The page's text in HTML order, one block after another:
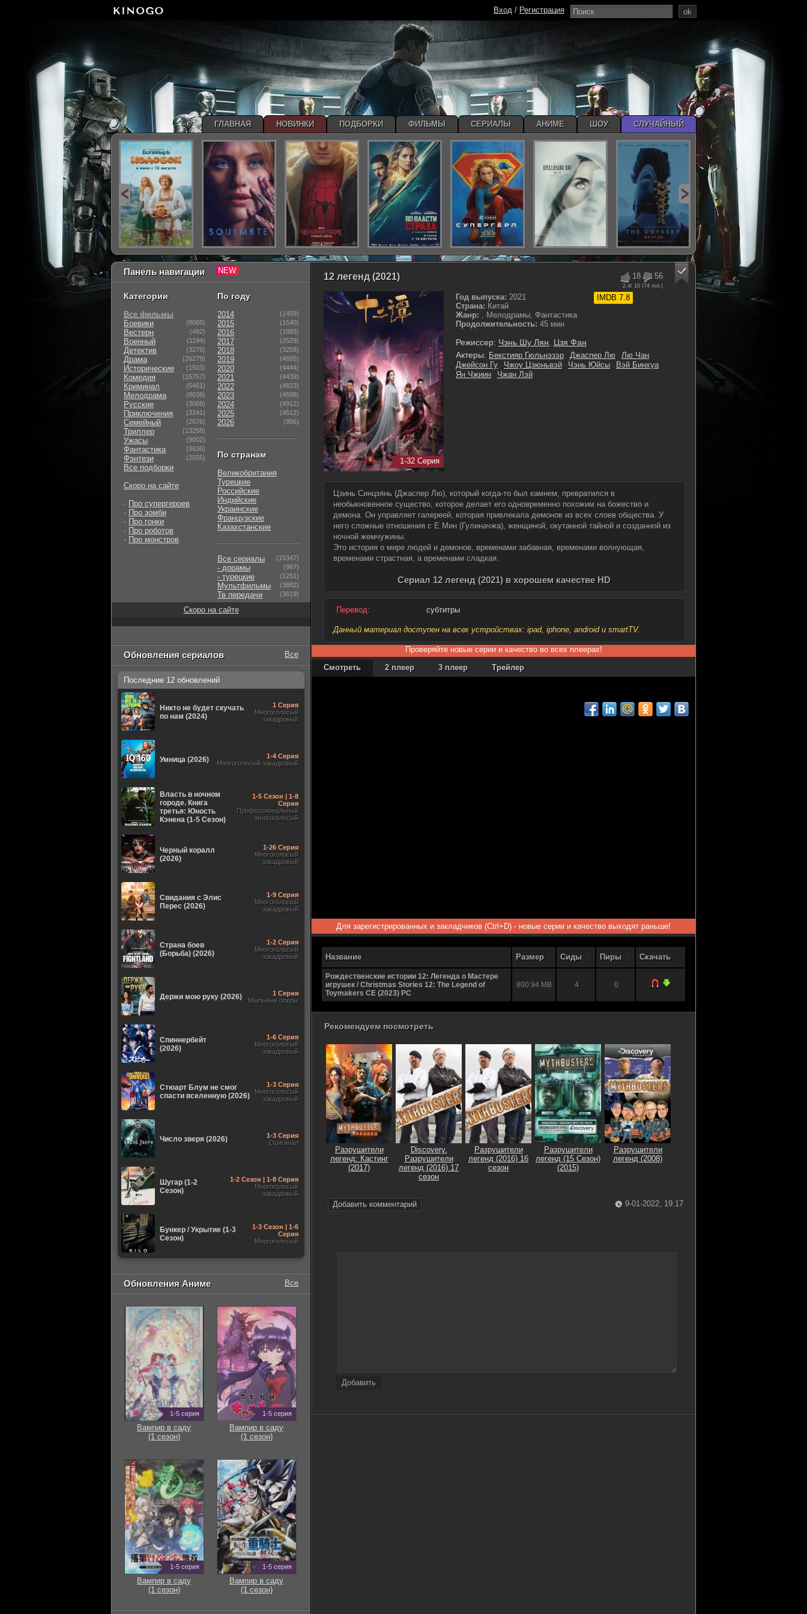
18 56
2.4/ 10 (74 гол.)
IMDB 7.8
12 легенд (2021)
1-32 Серия
Год выпуска: 2021
Страна: Китай
Жанр: , Мелодрамы, Фантастика
Продолжительность: 45 мин
Режиссер: Чэнь Шу Лян
Цзя Фан
Актеры: Бекстияр Гюльнэзэр Джаспер Лю
Лю Чан
Джейсон Гу
Чжоу Цзюньвэй Чэнь Юйсы
Вэй Бинхуа
Ян Чжиин
Чжан Лэй
Цзинь Синцзянь (Джаспер Лю), который когда-то был камнем, превратился в
необыкновенное существо, которое делает его одновременно похожим на божество и
демона. Он управляет галереей, которая привлекала демонов из всех слоев общества. У
него сложные отношения с Е Мин (Гулиначжа), женщиной, окутанной тайной и созданной из
ночной жемчужины.
Это история о мире людей и демонов, временами забавная, временами волнующая,
временами страстная, а временами сладкая.
Сериал 12 легенд (2021) в хорошем качестве HD
Перевод: субтитры
Данный материал доступен на всех устройствах: ipad, iphone, android и smartTV.
Проверяйте новые серии и качество во всех плеерах!
Смотреть
2 плеер 3 плеер Трейлер
Для зарегистрированных и закладчиков (Ctrl+D) - новые серии и качество выходят раньше!
Название Размер Сиды Пиры Скачать
Рождественские истории 12: Легенда о Мастере
игрушек / Christmas Stories 12: The Legend of
Toymakers CE (2023) PC
800.94 MB 4 0
Рекомендуем посмотреть
Разрушители
легенд: Кастинг
(2017)
Discovery.
Разрушители
легенд (2016) 17
сезон
Разрушители
легенд (2016) 16
сезон
Разрушители
легенд (15 Сезон)
(2015)
Разрушители
легенд (2008)
Добавить комментарий 9-01-2022, 19:17
Добавить
Панель навигации
Категории
Все фильмы
Боевики
(8085)
Вестерн (492)
Военный (1194)
Детектив (3276)
Драма (26279)
Исторические (1503)
Комедия (15757)
Криминал (5461)
Мелодрама (8036)
Русские (3066)
Приключения (3241)
Семейный (2576)
Триллер (13258)
Ужасы (9002)
Фантастика (3636)
Фэнтези (2555)
Все подборки
Скоро на сайте
- Про супергероев
- Про зомби
- Про гонки
- Про роботов
- Про монстров
По году
2014 (1459)
2015 (1540)
2016 (1883)
2017 (2529)
2018 (3258)
2019 (4695)
2020 (4444)
2021 (4439)
2022 (4823)
2023 (4598)
2024 (4912)
2025 (4512)
2026 (956)
По странам
Великобритания
Турецкие
Российские
Индийские
Украинские
Французские
Казахстанские
Все сериалы (15347)
- дорамы (987)
- турецкие (1251)
Мультфильмы (3882)
Тв передачи (3619)
Скоро на сайте
Обновления сериалов Все
Последние 12 обновлений
Никто не будет скучать
по нам (2024)
1 Серия
Многоголосый
закадровый
Умница (2026)
1-4 Серия
Многоголосый закадровый
Власть в ночном
городе. Книга
третья: Юность
Кэнена (1-5 Сезон)
1-5 Сезон | 1-8
Серия
Профессиональный
многоголосый
Черный коралл
(2026)
1-26 Серия
Многоголосый
закадровый
Свидания с Элис
Перес (2026)
1-9 Серия
Многоголосый
закадровый
Страна боев
(Борьба) (2026)
1-2 Серия
Многоголосый
закадровый
Держи мою руку (2026)
1 Серия
Мыльные оперы
Спиннербейт
(2026)
1-6 Серия
Многоголосый
закадровый
Стюарт Блум не смог
спасти вселенную (2026)
1-3 Серия
Многоголосый
закадровый
Число зверя (2026)
1-3 Серия
Оригинал
Шугар (1-2
Сезон)
1-2 Сезон | 1-8 Серия
Многоголосый
закадровый
Бункер / Укрытие (1-3
Сезон)
1-3 Сезон | 1-6
Серия
Многоголосый
Обновления Аниме Все
1-5 серия
Вампир в саду
(1 сезон)
1-5 серия
Вампир в саду
(1 сезон)
1-5 серия
Вампир в саду
(1 сезон)
1-5 серия
Вампир в саду
(1 сезон)
ok
Вход / Регистрация
ГЛАВНАЯ НОВИНКИ ПОДБОРКИ ФИЛЬМЫ СЕРИАЛЫ АНИМЕ ШОУ СЛУЧАЙНЫЙ